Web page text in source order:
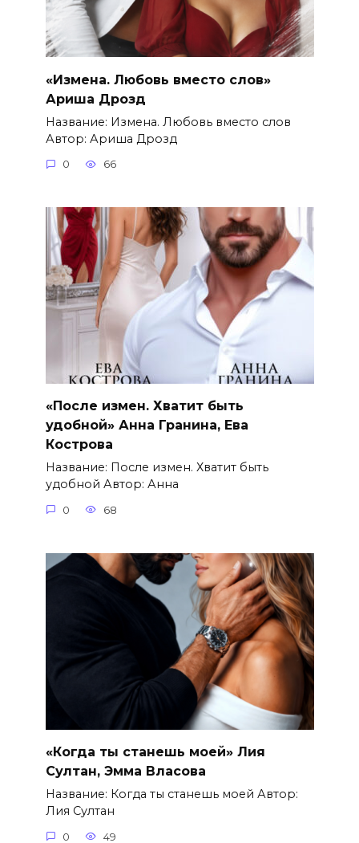
«Измена. Любовь вместо слов»
Ариша Дрозд
Название: Измена. Любовь вместо слов
Автор: Ариша Дрозд
0 66
«После измен. Хватит быть
удобной» Анна Гранина, Ева
Кострова
Название: После измен. Хватит быть
удобной Автор: Анна
0 68
«Когда ты станешь моей» Лия
Султан, Эмма Власова
Название: Когда ты станешь моей Автор:
Лия Султан
0 49